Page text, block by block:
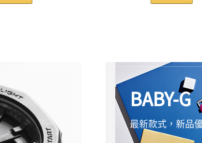
BABY-G
最新款式，新品